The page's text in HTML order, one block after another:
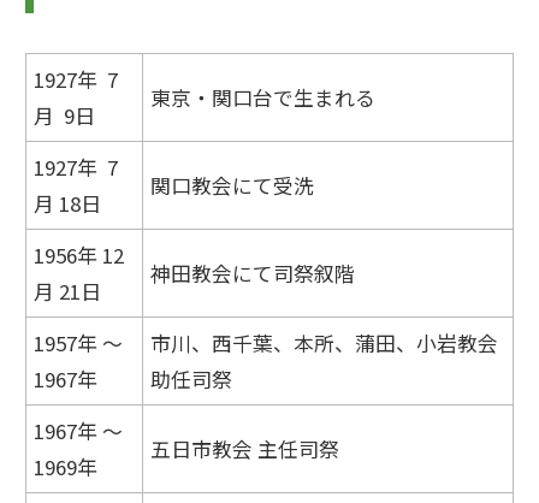
1927年 7
月 9日
東京・関口台で生まれる
1927年 7
月 18日
関口教会にて受洗
1956年 12
月 21日
神田教会にて司祭叙階
1957年 ～
1967年
市川、西千葉、本所、蒲田、小岩教会
助任司祭
1967年 ～
1969年
五日市教会 主任司祭